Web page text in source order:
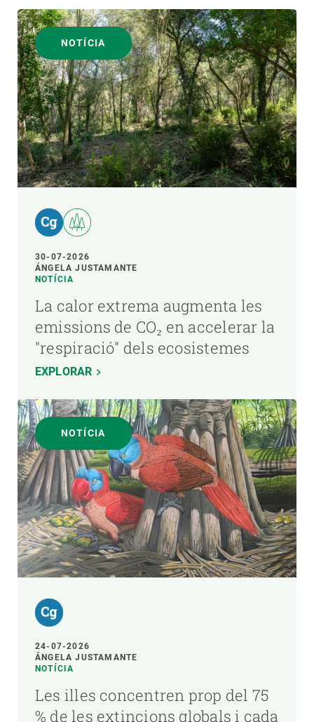
NOTÍCIA
30-07-2026
ÁNGELA JUSTAMANTE
NOTÍCIA
La calor extrema augmenta les
emissions de CO₂ en accelerar la
"respiració" dels ecosistemes
EXPLORAR
NOTÍCIA
24-07-2026
ÁNGELA JUSTAMANTE
NOTÍCIA
Les illes concentren prop del 75
% de les extincions globals i cada